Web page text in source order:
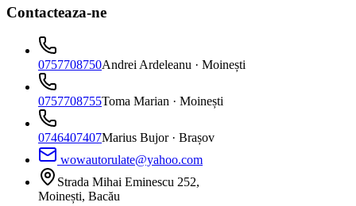
Contacteaza-ne
0757708750Andrei Ardeleanu · Moinești
0757708755Toma Marian · Moinești
0746407407Marius Bujor · Brașov
wowautorulate@yahoo.com
Strada Mihai Eminescu 252,
Moinești, Bacău